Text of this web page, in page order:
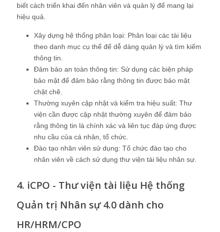
biết cách triển khai đến nhân viên và quản lý để mang lại
hiệu quả.
Xây dựng hệ thống phân loại: Phân loại các tài liệu
theo danh mục cụ thể để dễ dàng quản lý và tìm kiếm
thông tin.
Đảm bảo an toàn thông tin: Sử dụng các biện pháp
bảo mật để đảm bảo rằng thông tin được bảo mật
chặt chẽ.
Thường xuyên cập nhật và kiểm tra hiệu suất: Thư
viện cần được cập nhật thường xuyên để đảm bảo
rằng thông tin là chính xác và liên tục đáp ứng được
nhu cầu của cá nhân, tổ chức.
Đào tạo nhân viên sử dụng: Tổ chức đào tạo cho
nhân viên về cách sử dụng thư viện tài liệu nhân sự.
4. iCPO - Thư viện tài liệu Hệ thống
Quản trị Nhân sự 4.0 dành cho
HR/HRM/CPO